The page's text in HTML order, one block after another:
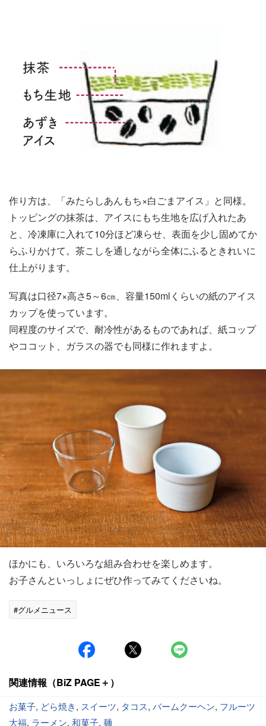
作り方は、「みたらしあんもち×白ごまアイス」と同様。
トッピングの抹茶は、アイスにもち生地を広げ入れたあ
と、冷凍庫に入れて10分ほど凍らせ、表面を少し固めてか
らふりかけて。茶こしを通しながら全体にふるときれいに
仕上がります。
写真は口径7×高さ5～6㎝、容量150mlくらいの紙のアイス
カップを使っています。
同程度のサイズで、耐冷性があるものであれば、紙コップ
やココット、ガラスの器でも同様に作れますよ。
ほかにも、いろいろな組み合わせを楽しめます。
お子さんといっしょにぜひ作ってみてくださいね。
#グルメニュース
関連情報（BiZ PAGE＋）
お菓子, どら焼き, スイーツ, タコス, バームクーヘン, フルーツ
大福, ラーメン, 和菓子, 麺